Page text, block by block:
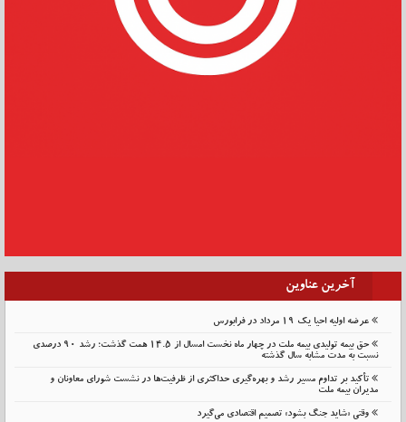
آخرین عناوین
عرضه اولیه احیا یک ۱۹ مرداد در فرابورس
حق بیمه تولیدی بیمه ملت در چهار ماه نخست امسال از 14.5 همت گذشت؛ رشد 90 درصدی
نسبت به مدت مشابه سال گذشته
تأکید بر تداوم مسیر رشد و بهره‌گیری حداکثری از ظرفیت‌ها در نشست شورای معاونان و
مدیران بیمه ملت
وقتی «شاید جنگ بشود» تصمیم اقتصادی می‌گیرد